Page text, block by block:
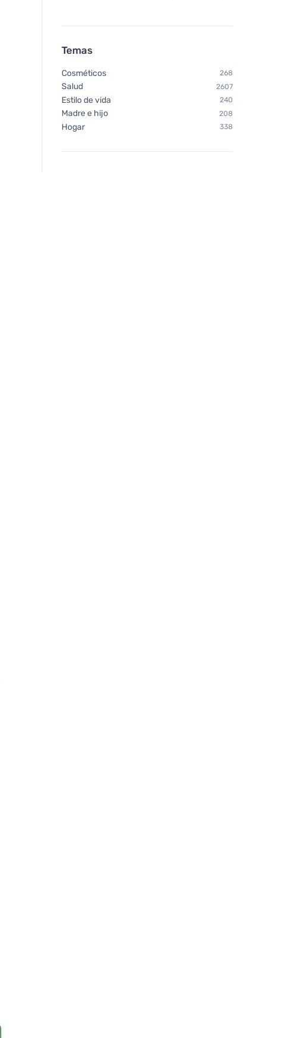
Temas
Cosméticos 268
Salud 2607
Estilo de vida 240
Madre e hijo 208
Hogar 338